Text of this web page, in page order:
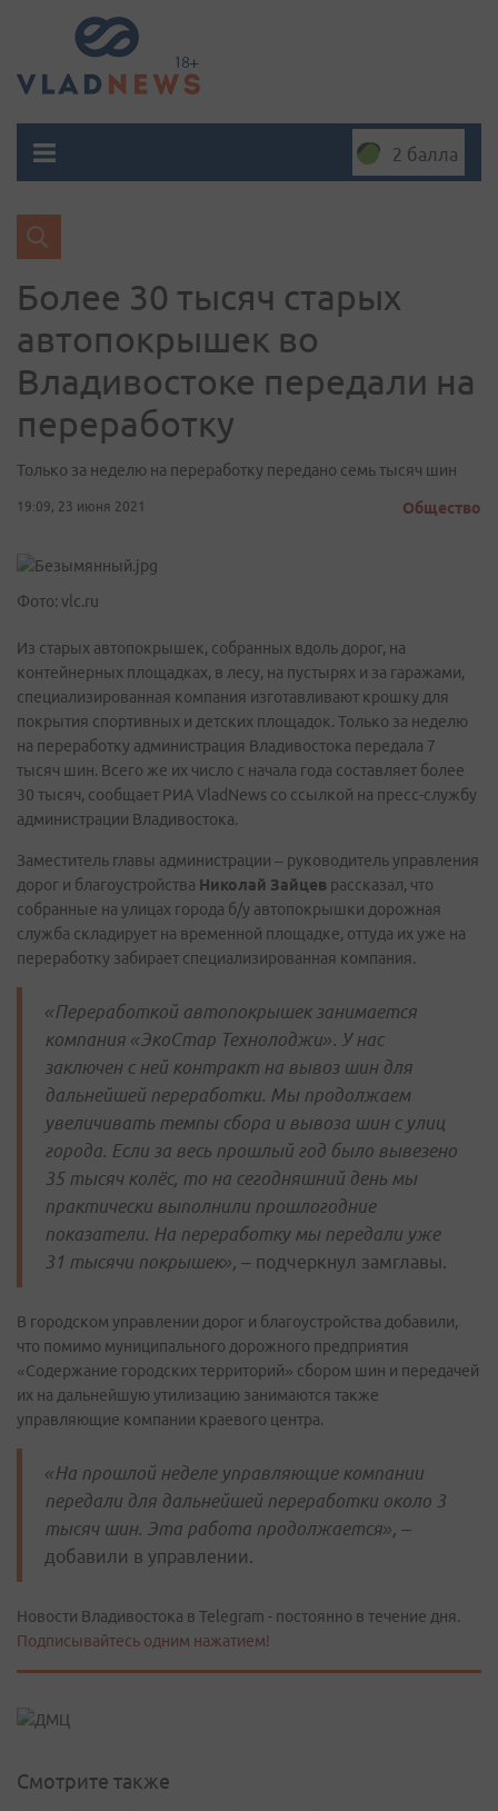
2 балла
Более 30 тысяч старых
автопокрышек во
Владивостоке передали на
переработку
Только за неделю на переработку передано семь тысяч шин
19:09, 23 июня 2021 Общество
Фото: vlc.ru
Из старых автопокрышек, собранных вдоль дорог, на
контейнерных площадках, в лесу, на пустырях и за гаражами,
специализированная компания изготавливают крошку для
покрытия спортивных и детских площадок. Только за неделю
на переработку администрация Владивостока передала 7
тысяч шин. Всего же их число с начала года составляет более
30 тысяч, сообщает РИА VladNews со ссылкой на пресс-службу
администрации Владивостока.
Заместитель главы администрации – руководитель управления
дорог и благоустройства Николай Зайцев рассказал, что
собранные на улицах города б/у автопокрышки дорожная
служба складирует на временной площадке, оттуда их уже на
переработку забирает специализированная компания.
«Переработкой автопокрышек занимается
компания «ЭкоСтар Технолоджи». У нас
заключен с ней контракт на вывоз шин для
дальнейшей переработки. Мы продолжаем
увеличивать темпы сбора и вывоза шин с улиц
города. Если за весь прошлый год было вывезено
35 тысяч колёс, то на сегодняшний день мы
практически выполнили прошлогодние
показатели. На переработку мы передали уже
31 тысячи покрышек», – подчеркнул замглавы.
В городском управлении дорог и благоустройства добавили,
что помимо муниципального дорожного предприятия
«Содержание городских территорий» сбором шин и передачей
их на дальнейшую утилизацию занимаются также
управляющие компании краевого центра.
«На прошлой неделе управляющие компании
передали для дальнейшей переработки около 3
тысяч шин. Эта работа продолжается», –
добавили в управлении.
Новости Владивостока в Telegram - постоянно в течение дня.
Подписывайтесь одним нажатием!
Смотрите также